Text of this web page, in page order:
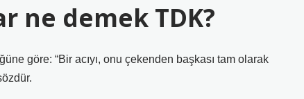
ne demek TDK?
göre: “Bir acıyı, onu çekenden başkası tam olarak